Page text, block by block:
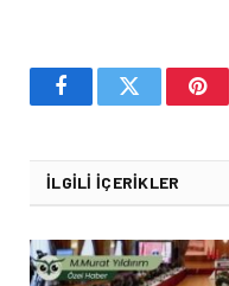
FacebookTwitter
İLGILI İÇERIKLER